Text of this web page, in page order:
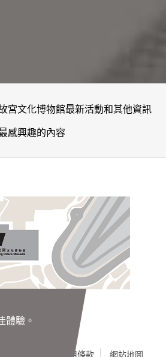
宮文化博物館最新活動和其他資訊
感興趣的內容
使用條款 網站地圖
體驗。